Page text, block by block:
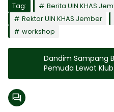
Tag: Berita UIN KHAS
Rektor UIN KHAS Jember
workshop
Dandim Sampang
Pemuda Lewat